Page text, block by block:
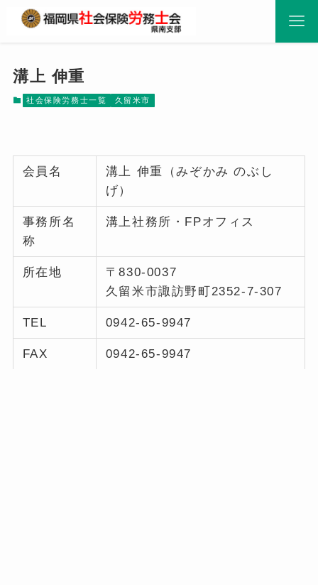
溝上 伸重
社会保険労務士一覧 久留米市
会員名
溝上 伸重（みぞかみ のぶし
げ）
事務所名
称
溝上社務所・FPオフィス
所在地
〒830-0037
久留米市諏訪野町2352-7-307
TEL 0942-65-9947
FAX 0942-65-9947